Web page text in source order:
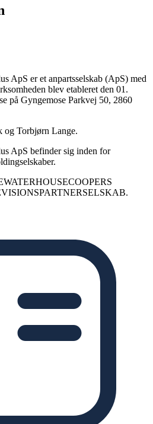
ApS er et anpartsselskab (ApS) med
blev etableret den 01.
på Gyngemose Parkvej 50, 2860
og Torbjørn Lange.
ApS befinder sig inden for